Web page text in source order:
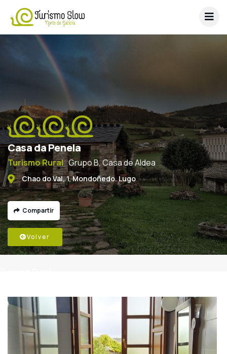
Casa da Penela
Turismo Rural Grupo B, Casa de Aldea
Chao do Val, 1, Mondoñedo. Lugo
Compartir
Volver